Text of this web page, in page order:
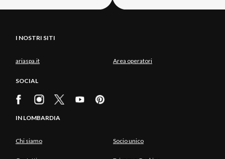
I NOSTRI SITI
ariaspa.it Area operatori
SOCIAL
IN LOMBARDIA
Chi siamo Socio unico